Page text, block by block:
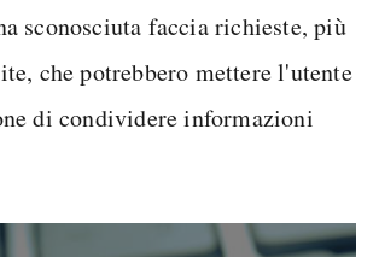
sconosciuta faccia richieste, più
che potrebbero mettere l'utente
di condividere informazioni